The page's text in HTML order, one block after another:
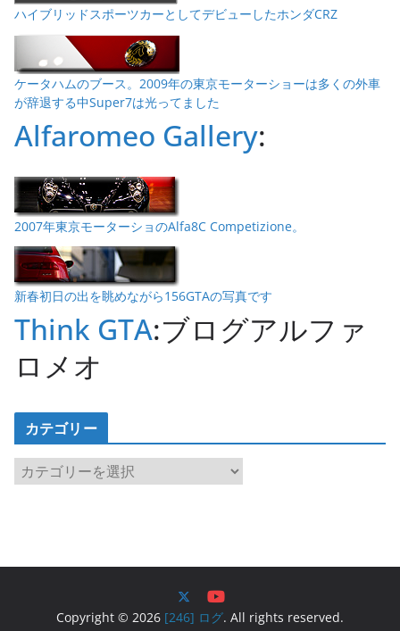
ハイブリッドスポーツカーとしてデビューしたホンダCRZ
ケータハムのブース。2009年の東京モーターショーは多くの外車
が辞退する中Super7は光ってました
Alfaromeo Gallery:
2007年東京モーターショのAlfa8C Competizione。
新春初日の出を眺めながら156GTAの写真です
Think GTA:ブログアルファ
ロメオ
カテゴリー
カ
Copyright © 2026 [246] ログ. All rights reserved.